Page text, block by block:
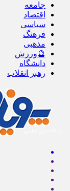
جامعه
اقتصاد
سیاسی
فرهنگ
مذهبی
🔮ورزش
دانشگاه
رهبر انقلاب